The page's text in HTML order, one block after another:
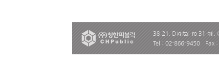
38-21, Digital-ro 31-gil,
Tel : 02-866-9450
Fax